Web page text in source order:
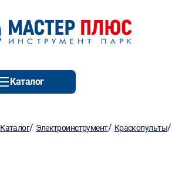
Каталог
Каталог/ Электроинструмент/ Краскопульты/